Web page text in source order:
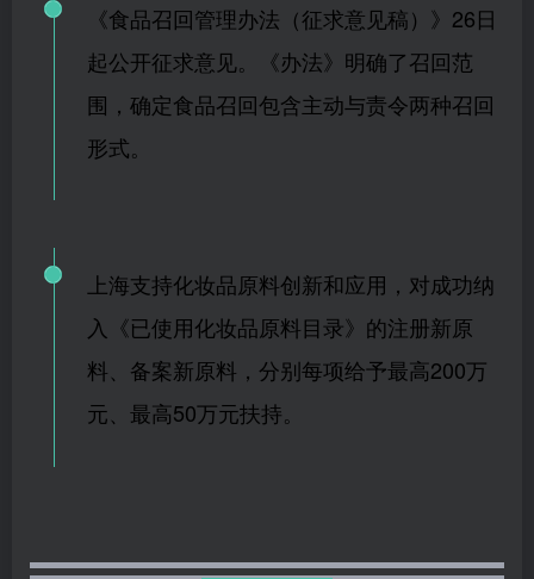
《食品召回管理办法（征求意见稿）》26日
起公开征求意见。《办法》明确了召回范
围，确定食品召回包含主动与责令两种召回
形式。
上海支持化妆品原料创新和应用，对成功纳
入《已使用化妆品原料目录》的注册新原
料、备案新原料，分别每项给予最高200万
元、最高50万元扶持。